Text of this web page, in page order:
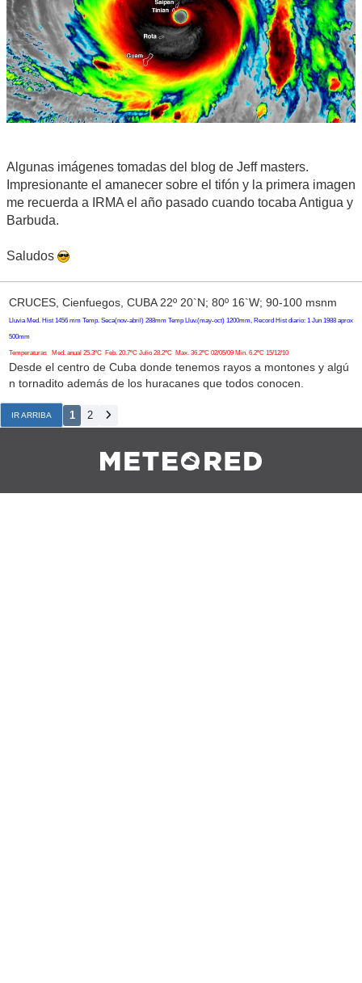
Algunas imágenes tomadas del blog de Jeff masters.
Impresionante el amanecer sobre el tifón y la primera imagen
me recuerda a IRMA el año pasado cuando tocaba Antigua y
Barbuda.
Saludos
CRUCES, Cienfuegos, CUBA 22º 20`N; 80º 16`W; 90-100 msnm
Lluvia Med. Hist 1456 mm Temp. Seca(nov-abril) 288mm Temp Lluv.(may-oct) 1200mm, Record Hist diario: 1 Jun 1988 aprox
500mm
Temperaturas Med. anual 25.3ºC Feb. 20.7ºC Julio 28.2ºC Max. 36.2ºC 02/05/09 Min. 6.2ºC 15/12/10
Desde el centro de Cuba donde tenemos rayos a montones y algú
n tornadito además de los huracanes que todos conocen.
IR ARRIBA 1 2